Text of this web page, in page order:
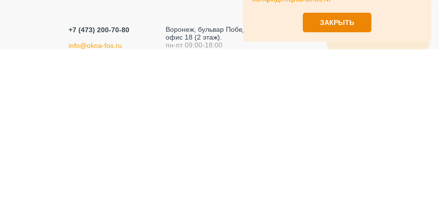
ЗАКРЫТЬ
+7 (473) 200-70-80
info@okna-fos.ru
Воронеж, бульвар Победы, д. 44,
офис 18 (2 этаж).
пн-пт 09:00-18:00